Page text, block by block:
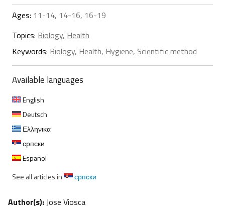
Ages: 11-14, 14-16, 16-19
Topics: Biology, Health
Keywords: Biology, Health, Hygiene, Scientific method
Available languages
English
Deutsch
Ελληνικα
српски
Español
See all articles in
српски
Author(s):Jose Viosca